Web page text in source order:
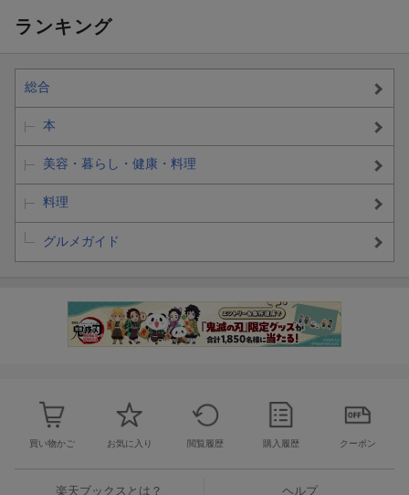
ランキング
総合
本
美容・暮らし・健康・料理
料理
グルメガイド
買い物かご お気に入り 閲覧履歴 購入履歴 クーポン
楽天ブックスとは？ ヘルプ